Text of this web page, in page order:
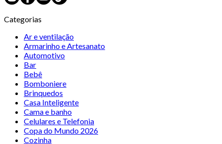
Categorias
Ar e ventilação
Armarinho e Artesanato
Automotivo
Bar
Bebê
Bomboniere
Brinquedos
Casa Inteligente
Cama e banho
Celulares e Telefonia
Copa do Mundo 2026
Cozinha